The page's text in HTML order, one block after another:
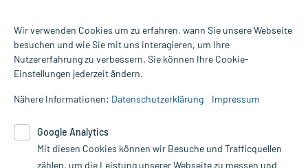
Alle Preise gelten inkl. MwSt., ggf. zzgl. Versandkosten
Informationen auf dieser Website werden ausschließlich für
die Untersuchung und Behandlung durch einen Arzt. Bitte
Therapien eingeleitet werden können. | Diese Webseite benutzt
Google Analytics. Lesen Sie bitte dazu die wichtigen Hinweise in
unserer Datenschutzerklärung. Für den Widerruf einer Bestellung
Wir verwenden Cookies um zu erfahren, wann Sie unsere Webseite
besuchen und wie Sie mit uns interagieren, um Ihre
Nutzererfahrung zu verbessern. Sie können Ihre Cookie-
Einstellungen jederzeit ändern.
Nähere Informationen: Datenschutzerklärung Impressum
Google Analytics
Mit diesen Cookies können wir Besuche und Trafficquellen
zählen, um die Leistung unserer Webseite zu messen und